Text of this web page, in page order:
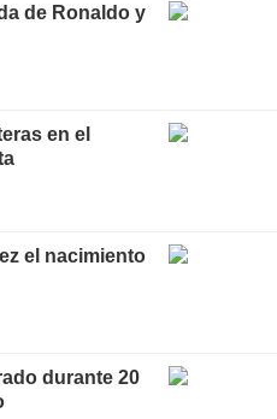
de Ronaldo y
en el
el nacimiento
durante 20